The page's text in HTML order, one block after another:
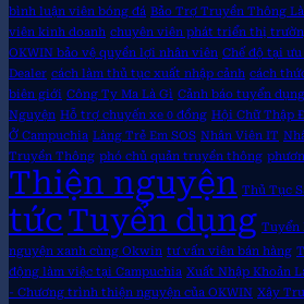
bình luận viên bóng đá Bảo Trợ Truyền Thông
viên kinh doanh chuyên viên phát triển thị
OKWIN bảo vệ quyền lợi nhân viên Chế độ tại
Dealer cách làm thủ tục xuất nhập cảnh cách
biên giới Công Ty Ma Là Gì Cảnh báo tuyển
Nguyện Hỗ trợ chuyến xe 0 đồng Hội Chữ Thập
Ở Campuchia Làng Trẻ Em SOS Nhân Viên IT
Truyền Thông phó chủ quản truyền thông
Thiện nguyện Thủ Tục
tứcTuyển dụng Tuyển
nguyện xanh cùng Okwin tư vấn viên bán hàng
động làm việc tại Campuchia Xuất Nhập Khoản
- Chương trình thiện nguyện của OKWIN Xây